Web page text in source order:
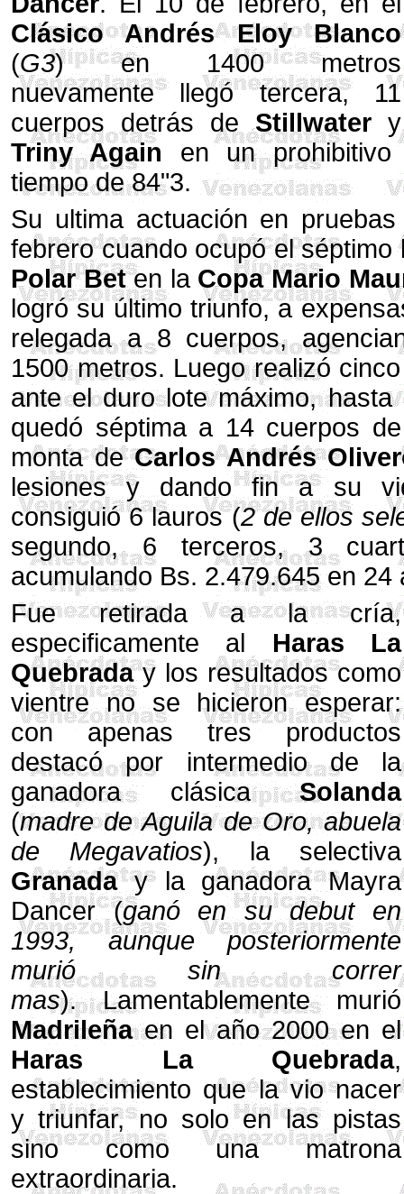
Clásico Andrés Eloy Blanco
(G3) en 1400 metros
nuevamente llegó tercera, 11
cuerpos detrás deStillwater y
Triny Again en un prohibitivo
tiempo de 84"3.
Su ultima actuación en
febrero cuando ocupó el
Polar Beten la Copa Mario
logró su último triunfo, a
relegada a 8 cuerpos,
1500 metros. Luego realizó
ante el duro lote máximo,
quedó séptima a 14 cuerpos
monta deCarlos Andrés
lesiones y dando fin a su
consiguió 6 lauros (2 de ellos
segundo, 6 terceros, 3
acumulando Bs. 2.479.645 en 24
Fue retirada a la cría,
especificamente al Haras La
Quebraday los resultados como
vientre no se hicieron esperar:
con apenas tres productos
destacó por intermedio de la
ganadora clásicaSolanda
(madre de Aguila de Oro, abuela
de Megavatios), la selectiva
Granaday la ganadora Mayra
Dancer (ganó en su debut en
1993, aunque posteriormente
murió sin correr
mas). Lamentablemente murió
Madrileñaen el año 2000 en el
Haras La Quebrada,
establecimiento que la vio nacer
y triunfar, no solo en las pistas
sino como una matrona
extraordinaria.